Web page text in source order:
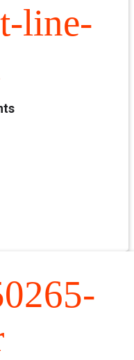
line-